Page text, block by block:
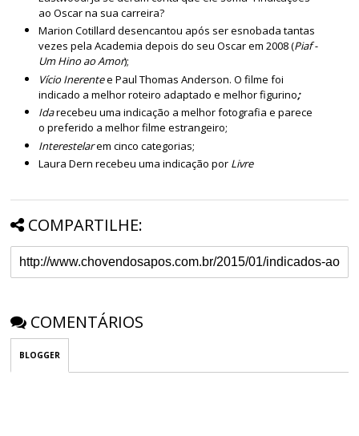
ao Oscar na sua carreira?
Marion Cotillard desencantou após ser esnobada tantas
vezes pela Academia depois do seu Oscar em 2008 (Piaf -
Um Hino ao Amor);
Vício Inerentee Paul Thomas Anderson. O filme foi
indicado a melhor roteiro adaptado e melhor figurino;
Idarecebeu uma indicação a melhor fotografia e parece
o preferido a melhor filme estrangeiro;
Interestelarem cinco categorias;
Laura Dern recebeu uma indicação por Livre
COMPARTILHE:
COMENTÁRIOS
BLOGGER